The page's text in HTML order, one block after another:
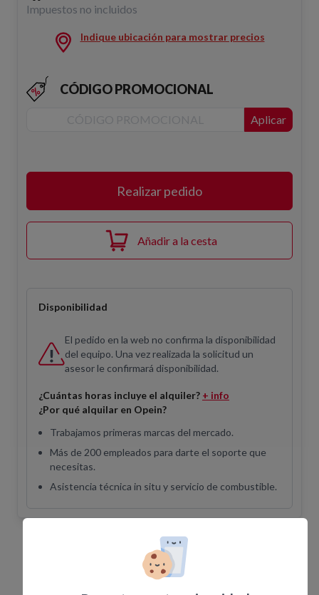
Impuestos no incluidos
Indique ubicación para mostrar precios
CÓDIGO PROMOCIONAL
Aplicar
Realizar pedido
Añadir a la cesta
Disponibilidad
El pedido en la web no confirma la disponibilidad
del equipo. Una vez realizada la solicitud un
asesor le confirmará disponibilidad.
¿Cuántas horas incluye el alquiler? + info
¿Por qué alquilar en Opein?
Trabajamos primeras marcas del mercado.
Más de 200 empleados para darte el soporte que
necesitas.
Asistencia técnica in situ y servicio de combustible.
Equipos Relacionados